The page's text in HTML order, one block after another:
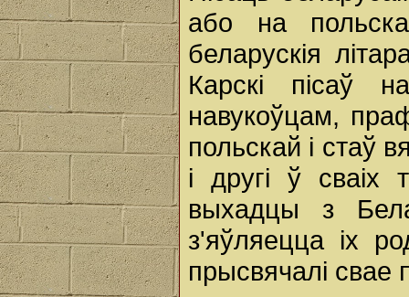
або на
беларускія
Карскі пісаў
навукоўцам,
польскай і стаў
і другі ў сваіх
выхадцы з
з'яўляецца іх
прысвячалі свае